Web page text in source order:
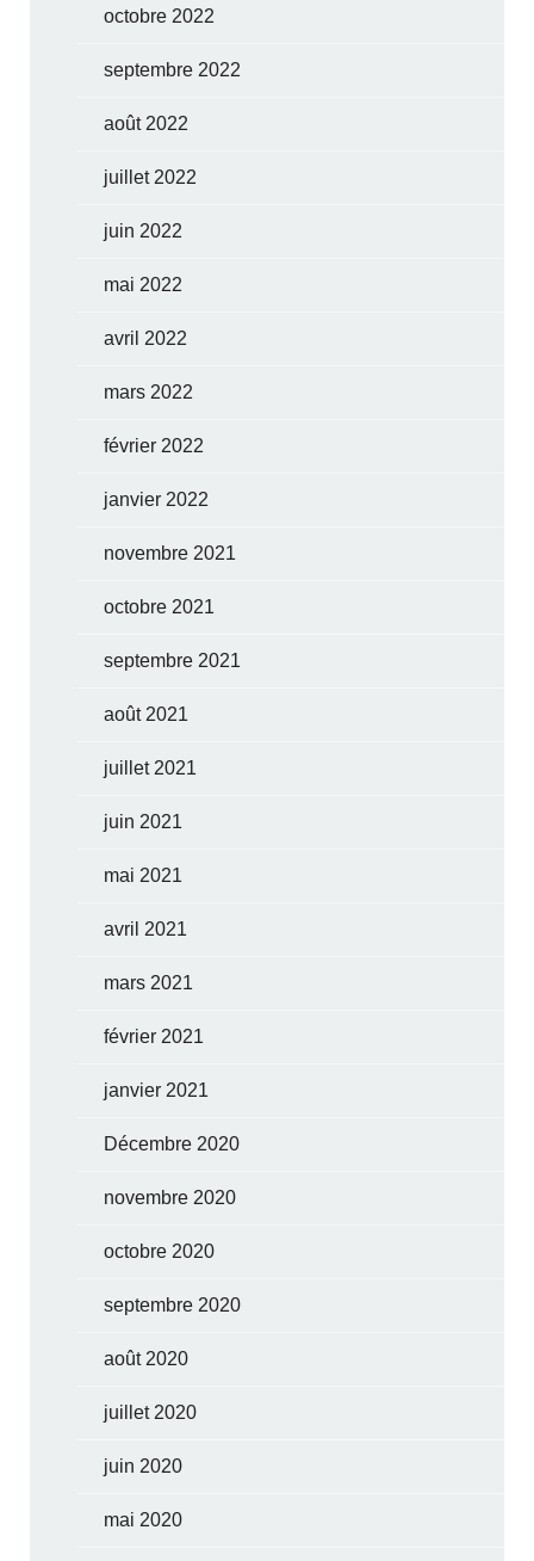
octobre 2022
septembre 2022
août 2022
juillet 2022
juin 2022
mai 2022
avril 2022
mars 2022
février 2022
janvier 2022
novembre 2021
octobre 2021
septembre 2021
août 2021
juillet 2021
juin 2021
mai 2021
avril 2021
mars 2021
février 2021
janvier 2021
Décembre 2020
novembre 2020
octobre 2020
septembre 2020
août 2020
juillet 2020
juin 2020
mai 2020